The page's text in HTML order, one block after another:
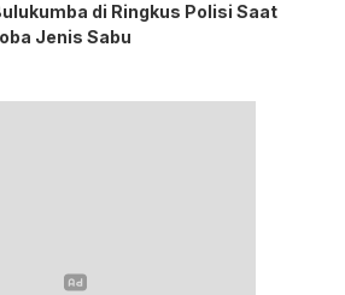
di Ringkus Polisi Saat
Jenis Sabu